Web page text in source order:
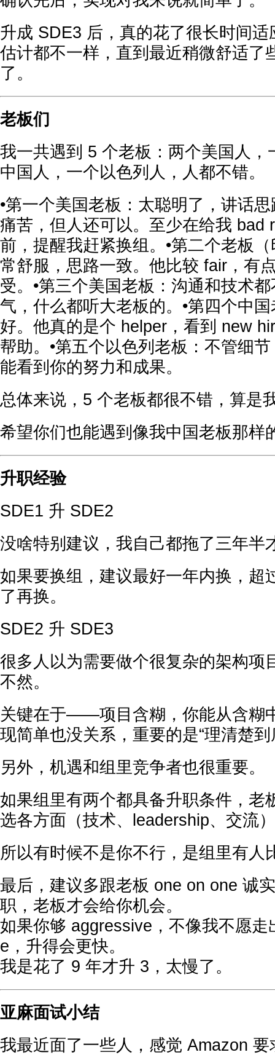
升成 SDE3 后，真的花了很长时间
估计都不一样，直到最近稍微舒适了
了。
老板们
我一共遇到 5 个老板：两个美国人，
中国人，一个以色列人，人都不错。
•第一个美国老板：太聪明了，讲话
痛苦，但人还可以。至少在给我 bad
前，提醒我赶紧换组。•第二个老板
常舒服，思路一致。他比较 fair，有
受。•第三个美国老板：沟通和技术
气，什么都听大老板的。•第四个中
好。他真的是个 helper，看到 new
帮助。•第五个以色列老板：不管细
能看到你的努力和成果。
总体来说，5 个老板都很不错，算是
希望你们也能遇到像我中国老板那样
升职经验
SDE1 升 SDE2
没啥特别建议，我自己都拖了三年半
如果要换组，建议最好一年内换，超
了再换。
SDE2 升 SDE3
很多人以为需要做个很复杂的架构项
不然。
关键在于——项目含糊，你能从含糊
现简单也没关系，重要的是“理清楚到
另外，机遇和组里竞争者也很重要。
如果组里有两个都具备升职条件，老
选各方面（技术、leadership、交流
所以有时候不是你不行，是组里有人
最后，建议多跟老板 one on one 诚
职，老板才会给你机会。
如果你够 aggressive，不像我不愿
e，升得会更快。
我是花了 9 年才升 3，太慢了。
亚麻面试小结
我最近面了一些人，感觉 Amazon 要